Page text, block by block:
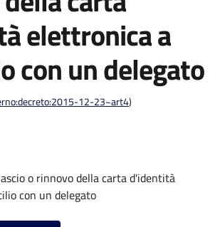
elettronica a
con un delegato
12-23~art4)
o rinnovo della carta d'identità
con un delegato